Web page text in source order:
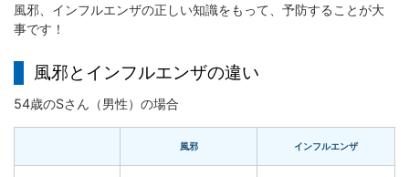
風邪、インフルエンザの正しい知識をもって、予防することが大
事です！
風邪とインフルエンザの違い
54歳のSさん（男性）の場合
風邪 インフルエンザ